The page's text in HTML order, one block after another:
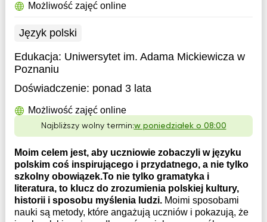
Możliwość zajęć online
Język polski
Edukacja: Uniwersytet im. Adama Mickiewicza w
Poznaniu
Doświadczenie: ponad 3 lata
Możliwość zajęć online
Najbliższy wolny termin:w poniedziałek o 08:00
Moim celem jest, aby uczniowie zobaczyli w języku
polskim coś inspirującego i przydatnego, a nie tylko
szkolny obowiązek.To nie tylko gramatyka i
literatura, to klucz do zrozumienia polskiej kultury,
historii i sposobu myślenia ludzi. Moimi sposobami
nauki są metody, które angażują uczniów i pokazują, że